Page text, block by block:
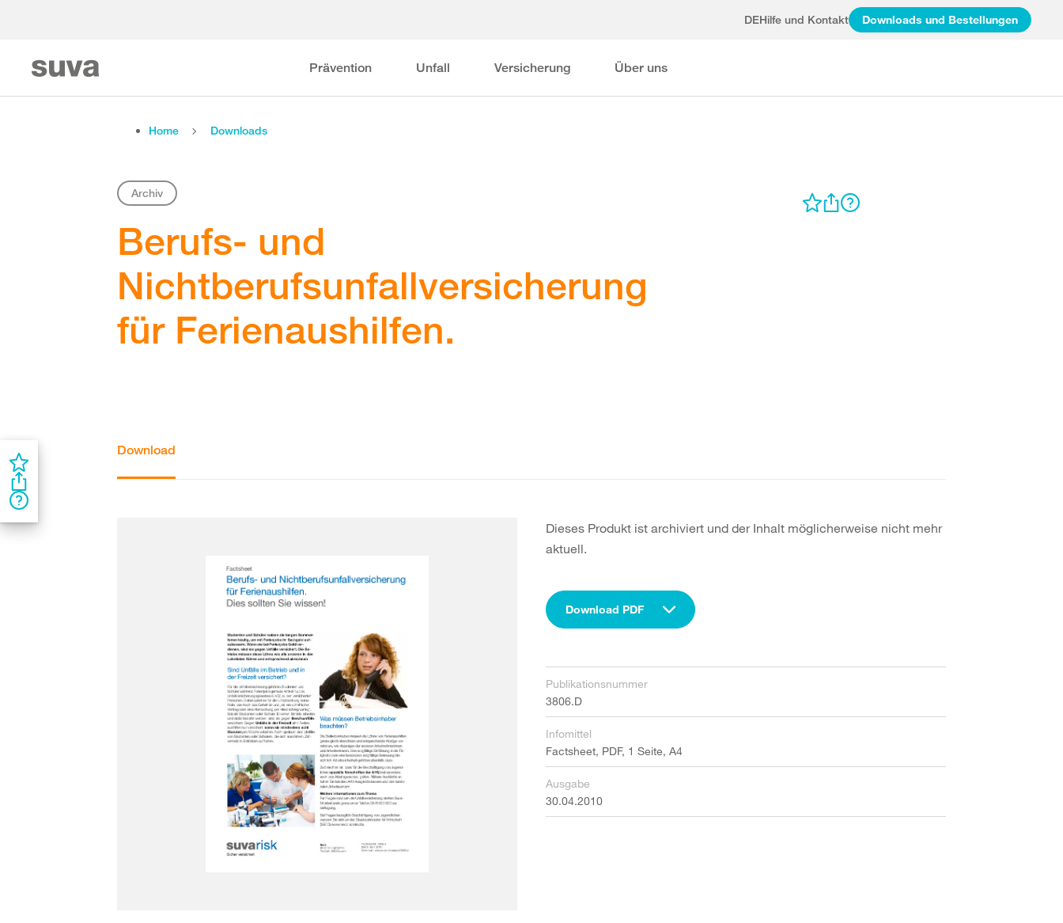
DEHilfe und Kontakt Downloads und Bestellungen
Prävention Unfall Versicherung Über uns
Home Downloads
Archiv
Berufs- und
Nichtberufsunfallversicherung
für Ferienaushilfen.
Download
Dieses Produkt ist archiviert und der Inhalt möglicherweise nicht mehr
aktuell.
Download PDF
Publikationsnummer
3806.D
Infomittel
Factsheet, PDF, 1 Seite, A4
Ausgabe
30.04.2010